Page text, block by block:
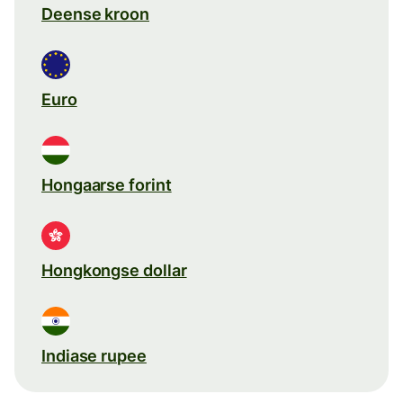
Deense kroon
Euro
Hongaarse forint
Hongkongse dollar
Indiase rupee